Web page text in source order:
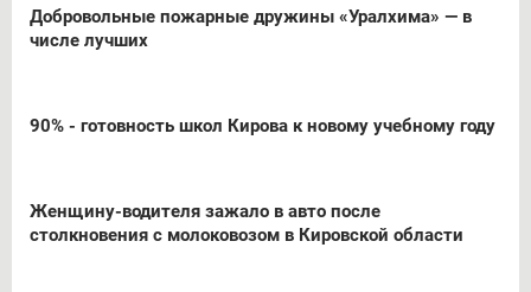
Добровольные пожарные дружины «Уралхима» — в
числе лучших
90% - готовность школ Кирова к новому учебному году
Женщину-водителя зажало в авто после
столкновения с молоковозом в Кировской области